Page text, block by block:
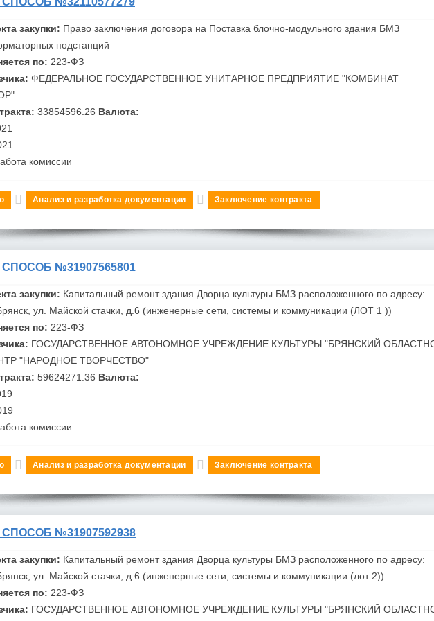
закупки: Право заключения договора на Поставка блочно-модульного здания БМЗ
подстанций
по: 223-ФЗ
ФЕДЕРАЛЬНОЕ ГОСУДАРСТВЕННОЕ УНИТАРНОЕ ПРЕДПРИЯТИЕ "КОМБИНАТ
33854596.26 Валюта:
комиссии
Анализ и разработка документации Заключение контракта
№31907565801
закупки: Капитальный ремонт здания Дворца культуры БМЗ расположенного по адресу:
ул. Майской стачки, д.6 (инженерные сети, системы и коммуникации (ЛОТ 1 ))
по: 223-ФЗ
ГОСУДАРСТВЕННОЕ АВТОНОМНОЕ УЧРЕЖДЕНИЕ КУЛЬТУРЫ "БРЯНСКИЙ
"НАРОДНОЕ ТВОРЧЕСТВО"
59624271.36 Валюта:
комиссии
Анализ и разработка документации Заключение контракта
№31907592938
закупки: Капитальный ремонт здания Дворца культуры БМЗ расположенного по адресу:
ул. Майской стачки, д.6 (инженерные сети, системы и коммуникации (лот 2))
по: 223-ФЗ
ГОСУДАРСТВЕННОЕ АВТОНОМНОЕ УЧРЕЖДЕНИЕ КУЛЬТУРЫ "БРЯНСКИЙ